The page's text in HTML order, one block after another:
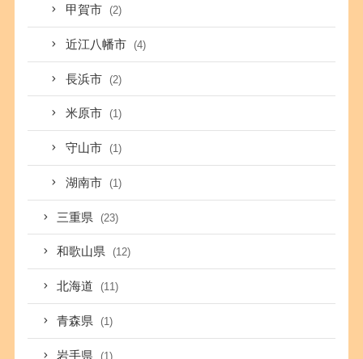
甲賀市 (2)
近江八幡市 (4)
長浜市 (2)
米原市 (1)
守山市 (1)
湖南市 (1)
三重県 (23)
和歌山県 (12)
北海道 (11)
青森県 (1)
岩手県 (1)